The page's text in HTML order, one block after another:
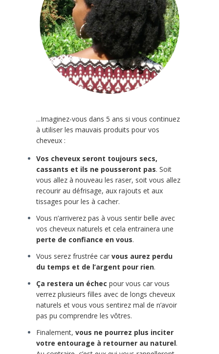
...Imaginez-vous dans 5 ans si vous continuez
à utiliser les mauvais produits pour vos
cheveux :
Vos cheveux seront toujours secs,
cassants et ils ne pousseront pas. Soit
vous allez à nouveau les raser, soit vous allez
recourir au défrisage, aux rajouts et aux
tissages pour les à cacher.
Vous n’arriverez pas à vous sentir belle avec
vos cheveux naturels et cela entrainera une
perte de confiance en vous.
Vous serez frustrée car vous aurez perdu
du temps et de l’argent pour rien.
Ça restera un échec pour vous car vous
verrez plusieurs filles avec de longs cheveux
naturels et vous vous sentirez mal de n’avoir
pas pu comprendre les vôtres.
Finalement, vous ne pourrez plus inciter
votre entourage à retourner au naturel.